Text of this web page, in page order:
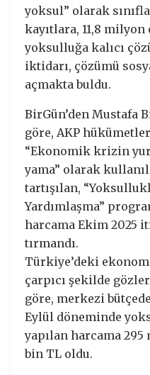
yoksul” olarak
kayıtlara, 11,8
yoksulluğa kalıcı
iktidarı, çözümü
açmakta buldu.
BirGün’den Mustafa
göre, AKP
“Ekonomik krizin
yama” olarak
tartışılan,
Yardımlaşma”
harcama Ekim 2025
tırmandı.
Türkiye’deki
çarpıcı şekilde
göre, merkezi
Eylül döneminde
yapılan harcama
bin TL oldu.